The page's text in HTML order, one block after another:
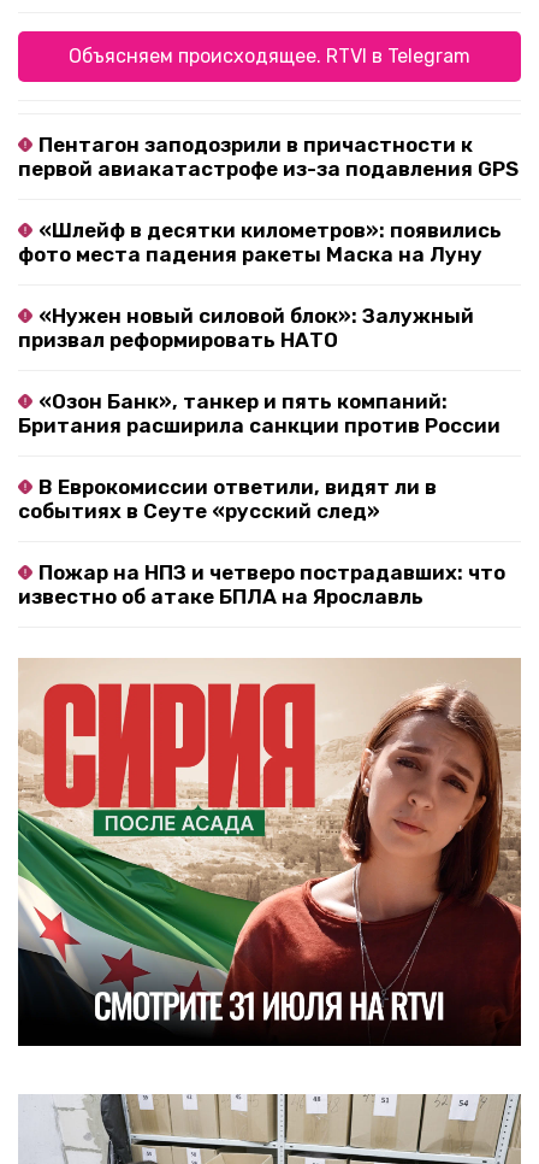
Объясняем происходящее. RTVI в Telegram
Пентагон заподозрили в причастности к
первой авиакатастрофе из-за подавления GPS
«Шлейф в десятки километров»: появились
фото места падения ракеты Маска на Луну
«Нужен новый силовой блок»: Залужный
призвал реформировать НАТО
«Озон Банк», танкер и пять компаний:
Британия расширила санкции против России
В Еврокомиссии ответили, видят ли в
событиях в Сеуте «русский след»
Пожар на НПЗ и четверо пострадавших: что
известно об атаке БПЛА на Ярославль